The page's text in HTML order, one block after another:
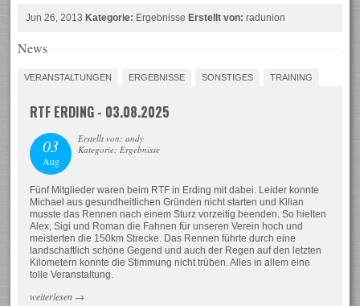
Jun 26, 2013Kategorie: ErgebnisseErstellt von: radunion
News
VERANSTALTUNGEN ERGEBNISSE SONSTIGES TRAINING
RTF ERDING - 03.08.2025
03
Aug
Erstellt von: andy
Kategorie: Ergebnisse
Fünf Mitglieder waren beim RTF in Erding mit dabei. Leider konnte
Michael aus gesundheitlichen Gründen nicht starten und Kilian
musste das Rennen nach einem Sturz vorzeitig beenden. So hielten
Alex, Sigi und Roman die Fahnen für unseren Verein hoch und
meisterten die 150km Strecke. Das Rennen führte durch eine
landschaftlich schöne Gegend und auch der Regen auf den letzten
Kilometern konnte die Stimmung nicht trüben. Alles in allem eine
tolle Veranstaltung.
weiterlesen →